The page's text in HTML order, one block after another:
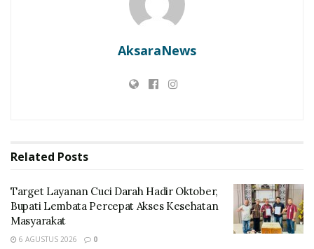
AksaraNews
Related Posts
Target Layanan Cuci Darah Hadir Oktober,
Bupati Lembata Percepat Akses Kesehatan
Masyarakat
6 AGUSTUS 2026 0